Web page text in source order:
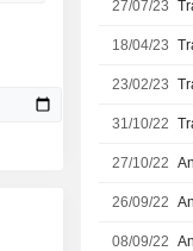
27/07/23
18/04/23
23/02/23
31/10/22
27/10/22
26/09/22
08/09/22